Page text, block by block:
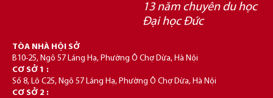
13 năm chuyên du học
Đại học Đức
TÒA NHÀ HỘI SỞ
B10-25, Ngõ 57 Láng Hạ, Phường Ô Chợ Dừa, Hà Nội
CƠ SỞ 1 :
Số 8, Lô C25, Ngõ 57 Láng Hạ, Phường Ô Chợ Dừa, Hà Nội
CƠ SỞ 2 :